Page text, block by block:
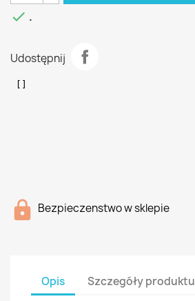
 .
Udostępnij
Bezpieczenstwo w sklepie
Opis Szczegóły produktu